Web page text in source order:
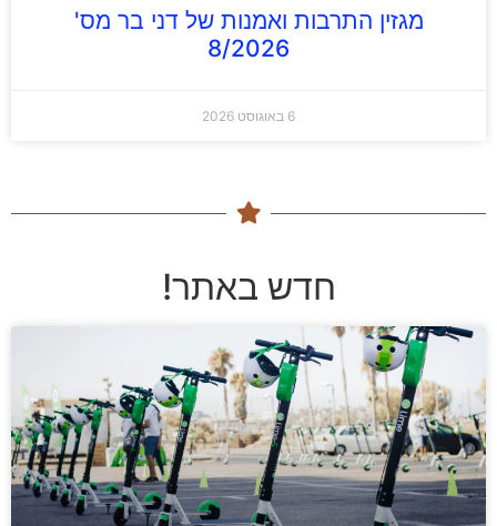
מגזין התרבות ואמנות של דני בר מס'
8/2026
6 באוגוסט 2026
חדש באתר!